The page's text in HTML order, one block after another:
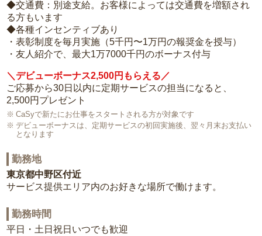
◆交通費：別途支給。お客様によっては交通費を増額され
る方もいます
◆各種インセンティブあり
・表彰制度を毎月実施（5千円〜1万円の報奨金を授与）
・友人紹介で、最大1万7000千円のボーナス付与
＼デビューボーナス2,500円もらえる／
ご応募から30日以内に定期サービスの担当になると、
2,500円プレゼント
CaSyで新たにお仕事をスタートされる方が対象です
デビューボーナスは、定期サービスの初回実施後、翌々月末お支払い
となります
勤務地
東京都中野区付近
サービス提供エリア内のお好きな場所で働けます。
勤務時間
平日・土日祝日いつでも歓迎